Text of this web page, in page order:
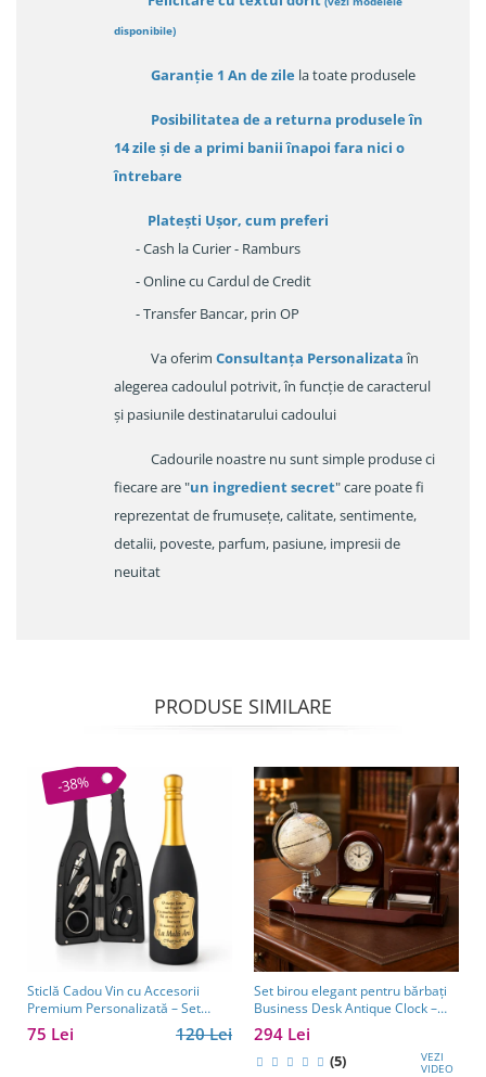
disponibile)
Garanție 1 An de zile la toate produsele
Posibilitatea de a returna produsele în
14 zileși de a primi banii înapoi fara nici o
întrebare
Platești Ușor, cum preferi
- Cash la Curier - Ramburs
- Online cu Cardul de Credit
- Transfer Bancar, prin OP
Va oferim Consultanța Personalizataîn
alegerea cadoulul potrivit, în funcție de caracterul
și pasiunile destinatarului cadoului
Cadourile noastre nu sunt simple produse ci
fiecare are "un ingredient secret" care poate fi
reprezentat de frumusețe, calitate, sentimente,
detalii, poveste, parfum, pasiune, impresii de
neuitat
PRODUSE SIMILARE
-38%
Sticlă Cadou Vin cu Accesorii
Premium Personalizată – Set
Elegant pentru Bărbați
120 Lei
75 Lei
Set birou elegant pentru bărbați
Business Desk Antique Clock –
cadou premium pentru șef, soț
sau partener de afaceri
294 Lei
(5) VEZI
VIDEO